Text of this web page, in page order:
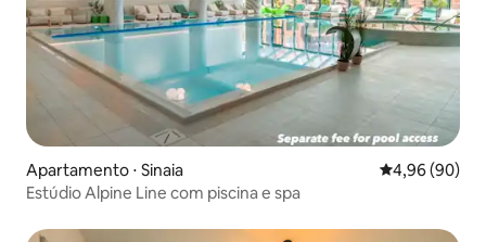
Apartamento ⋅ Sinaia 4,96 de uma
4,96 (90)
Estúdio Alpine Line com piscina e spa